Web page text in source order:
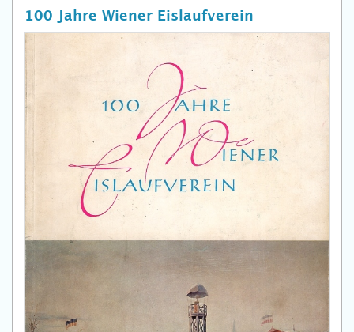
100 Jahre Wiener Eislaufverein